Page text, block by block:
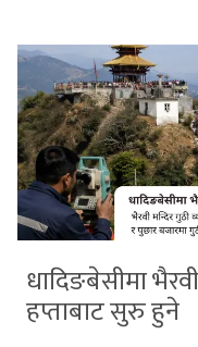
धादिङबेसीमा
हप्ताबाट सुरु हुने